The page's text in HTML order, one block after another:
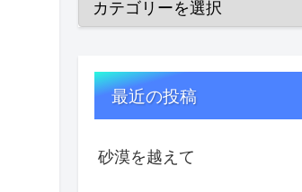
最近の投稿
砂漠を越えて